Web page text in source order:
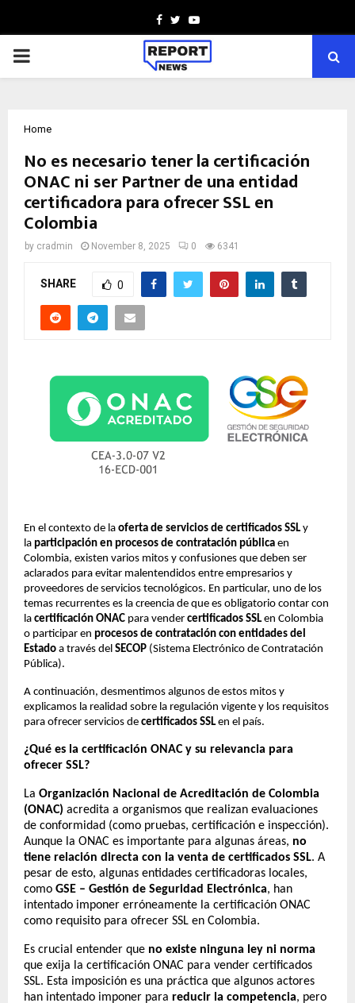
Facebook
TwitterYoutube
PRIMARY
Home
No es necesario tener la certificación
ONAC ni ser Partner de una entidad
certificadora para ofrecer SSL en
Colombia
by cradmin November 8, 2025 0 6341
SHARE 0
En el contexto de la oferta de servicios de certificados SSLy
la participación en procesos de contratación pública en
Colombia, existen varios mitos y confusiones que deben ser
aclarados para evitar malentendidos entre empresarios y
proveedores de servicios tecnológicos. En particular, uno de los
temas recurrentes es la creencia de que es obligatorio contar con
la certificación ONAC para vender certificados SSLen Colombia
o participar en procesos de contratación con entidades del
Estado a través del SECOP (Sistema Electrónico de Contratación
Pública).
A continuación, desmentimos algunos de estos mitos y
explicamos la realidad sobre la regulación vigente y los requisitos
para ofrecer servicios de certificados SSLen el país.
¿Qué es la certificación ONAC y su relevancia para
ofrecer SSL?
La Organización Nacional de Acreditación de Colombia
(ONAC) acredita a organismos que realizan evaluaciones
de conformidad (como pruebas, certificación e inspección).
Aunque la ONAC es importante para algunas áreas, no
tiene relación directa con la venta de certificados SSL. A
pesar de esto, algunas entidades certificadoras locales,
como GSE – Gestión de Seguridad Electrónica, han
intentado imponer erróneamente la certificación ONAC
como requisito para ofrecer SSL en Colombia.
Es crucial entender que no existe ninguna ley ni norma
que exija la certificación ONAC para vender certificados
SSL. Esta imposición es una práctica que algunos actores
han intentado imponer para reducir la competencia, pero